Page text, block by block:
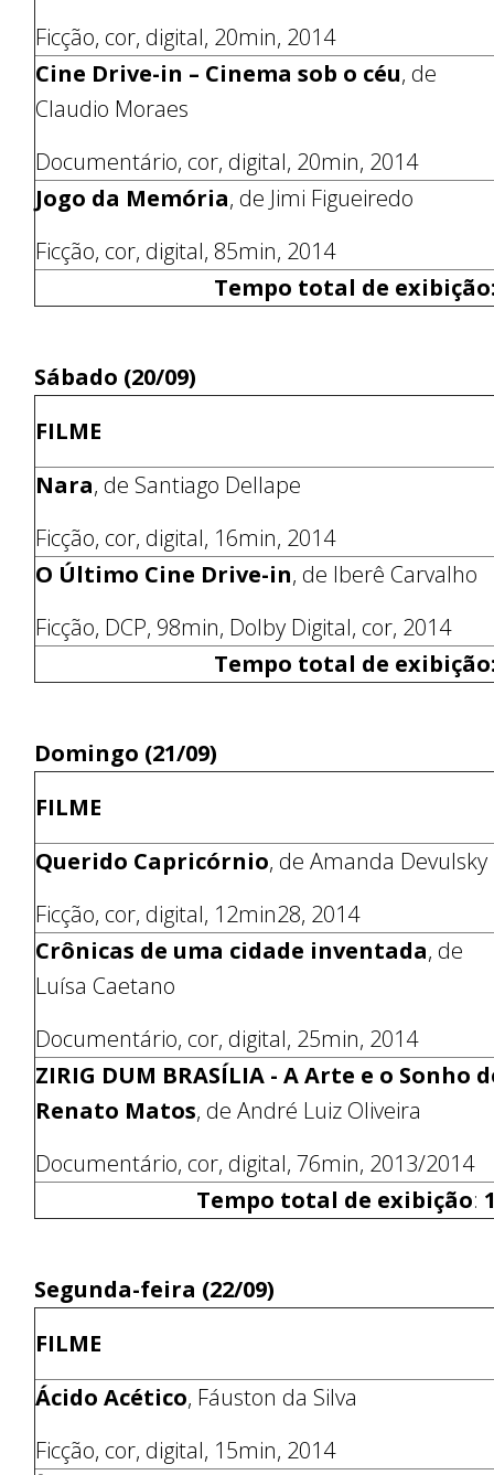
Ficção, cor, digital, 20min, 2014
Cine Drive-in – Cinema sob o céu, de
Claudio Moraes
Documentário, cor, digital, 20min, 2014
Jogo da Memória, de Jimi Figueiredo
Ficção, cor, digital, 85min, 2014
Tempo total de
Sábado (20/09)
FILME
Nara, de Santiago Dellape
Ficção, cor, digital, 16min, 2014
O Último Cine Drive-in, de Iberê Carvalho
Ficção, DCP, 98min, Dolby Digital, cor, 2014
Tempo total de
Domingo (21/09)
FILME
Querido Capricórnio, de Amanda Devulsky
Ficção, cor, digital, 12min28, 2014
Crônicas de uma cidade inventada, de
Luísa Caetano
Documentário, cor, digital, 25min, 2014
ZIRIG DUM BRASÍLIA - A Arte e o Sonho
Renato Matos, de André Luiz Oliveira
Documentário, cor, digital, 76min, 2013/2014
Tempo total de exibição:
Segunda-feira (22/09)
FILME
Ácido Acético, Fáuston da Silva
Ficção, cor, digital, 15min, 2014